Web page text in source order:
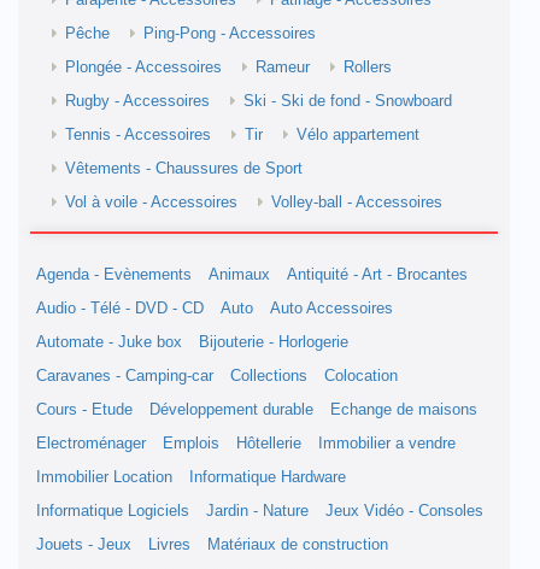
Pêche
Ping-Pong - Accessoires
Plongée - Accessoires
Rameur
Rollers
Rugby - Accessoires
Ski - Ski de fond - Snowboard
Tennis - Accessoires
Tir
Vélo appartement
Vêtements - Chaussures de Sport
Vol à voile - Accessoires
Volley-ball - Accessoires
Agenda - Evènements Animaux
Antiquité - Art - Brocantes
Audio - Télé - DVD - CD
Auto
Auto Accessoires
Automate - Juke box
Bijouterie - Horlogerie
Caravanes - Camping-car
Collections
Colocation
Cours - Etude
Développement durable
Echange de maisons
Electroménager
Emplois Hôtellerie
Immobilier a vendre
Immobilier Location
Informatique Hardware
Informatique Logiciels
Jardin - Nature
Jeux Vidéo - Consoles
Jouets - Jeux
Livres
Matériaux de construction